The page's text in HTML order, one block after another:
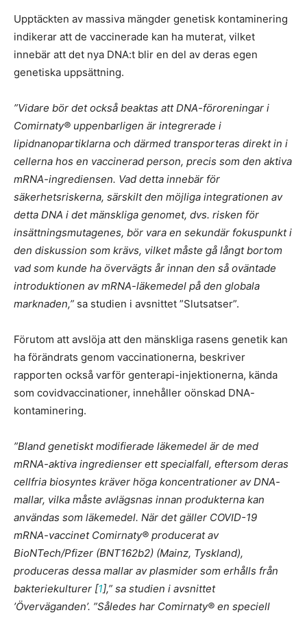
Upptäckten av massiva mängder genetisk kontaminering
indikerar att de vaccinerade kan ha muterat, vilket
innebär att det nya DNA:t blir en del av deras egen
genetiska uppsättning.
”Vidare bör det också beaktas att DNA-föroreningar i
Comirnaty® uppenbarligen är integrerade i
lipidnanopartiklarna och därmed transporteras direkt in i
cellerna hos en vaccinerad person, precis som den aktiva
mRNA-ingrediensen. Vad detta innebär för
säkerhetsriskerna, särskilt den möjliga integrationen av
detta DNA i det mänskliga genomet, dvs. risken för
insättningsmutagenes, bör vara en sekundär fokuspunkt i
den diskussion som krävs, vilket måste gå långt bortom
vad som kunde ha övervägts år innan den så oväntade
introduktionen av mRNA-läkemedel på den globala
marknaden,” sa studien i avsnittet ”Slutsatser”.
Förutom att avslöja att den mänskliga rasens genetik kan
ha förändrats genom vaccinationerna, beskriver
rapporten också varför genterapi-injektionerna, kända
som covidvaccinationer, innehåller oönskad DNA-
kontaminering.
”Bland genetiskt modifierade läkemedel är de med
mRNA-aktiva ingredienser ett specialfall, eftersom deras
cellfria biosyntes kräver höga koncentrationer av DNA-
mallar, vilka måste avlägsnas innan produkterna kan
användas som läkemedel. När det gäller COVID-19
mRNA-vaccinet Comirnaty® producerat av
BioNTech/Pfizer (BNT162b2) (Mainz, Tyskland),
produceras dessa mallar av plasmider som erhålls från
bakteriekulturer [1],” sa studien i avsnittet
’Överväganden’. ”Således har Comirnaty® en speciell